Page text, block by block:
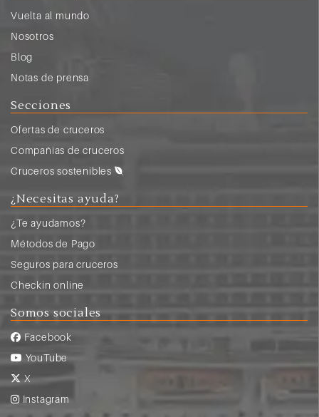
Vuelta al mundo
Nosotros
Blog
Notas de prensa
Secciones
Ofertas de cruceros
Compañias de cruceros
Cruceros sostenibles
¿Necesitas ayuda?
¿Te ayudamos?
Métodos de Pago
Seguros para cruceros
Checkin online
Somos sociales
Facebook
YouTube
X
Instagram